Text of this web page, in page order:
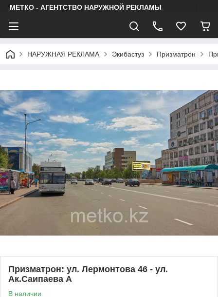
МЕТКО - АГЕНТСТВО НАРУЖНОЙ РЕКЛАМЫ
НАРУЖНАЯ РЕКЛАМА Экибастуз Призматрон
Призматрон: ул. Лермонтова 46 - ул.
Ак.Саипаева А
В наличии